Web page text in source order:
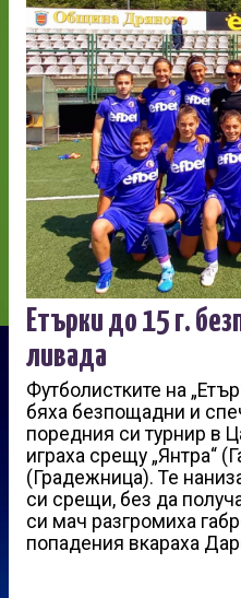
Етърки до 15 г.
ливада
Футболистките на
бяха безпощадни и
поредния си турнир в
играха срещу „Янтра“
(Градежница). Те
си срещи, без да
си мач разгромиха
попадения вкараха